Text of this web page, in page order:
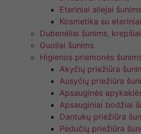
Eteriniai aliejai
Kosmetika su
Dubenėliai šunims,
Guoliai šunims
Higienos priemonės
Akyčių priežiūra
Ausyčių priežiūra
Apsauginės
Apsauginiai bodžiai
Dantukų priežiūra
Pėdučių priežiūra